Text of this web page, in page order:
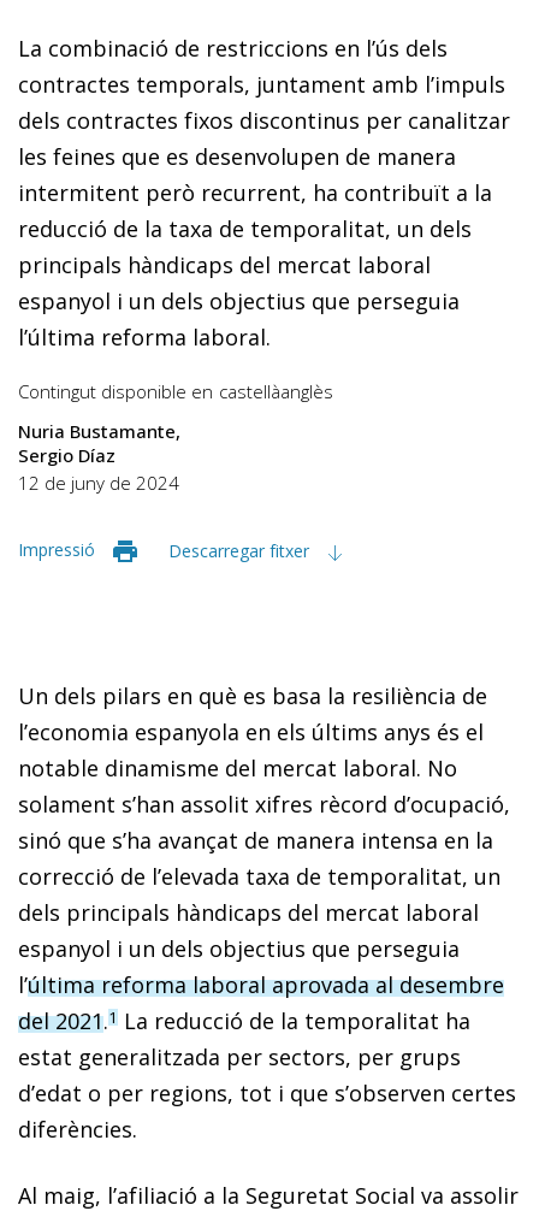
La combinació de restriccions en l’ús dels
contractes temporals, juntament amb l’impuls
dels contractes fixos discontinus per canalitzar
les feines que es desenvolupen de manera
intermitent però recurrent, ha contribuït a la
reducció de la taxa de temporalitat, un dels
principals hàndicaps del mercat laboral
espanyol i un dels objectius que perseguia
l’última reforma laboral.
Contingut disponible en castellàanglès
Nuria Bustamante
Sergio Díaz
12 de juny de 2024
Impressió Descarregar fitxer
Un dels pilars en què es basa la resiliència de
l’economia espanyola en els últims anys és el
notable dinamisme del mercat laboral. No
solament s’han assolit xifres rècord d’ocupació,
sinó que s’ha avançat de manera intensa en la
correcció de l’elevada taxa de temporalitat, un
dels principals hàndicaps del mercat laboral
espanyol i un dels objectius que perseguia
l’última reforma laboral aprovada al desembre
del 2021.1 La reducció de la temporalitat ha
estat generalitzada per sectors, per grups
d’edat o per regions, tot i que s’observen certes
diferències.
Al maig, l’afiliació a la Seguretat Social va assolir